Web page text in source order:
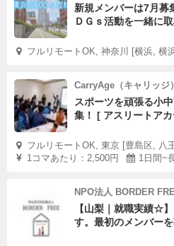
新規メンバーは7月募
ＤＧｓ活動を一緒に
フルリモートOK, 神奈川 [横浜, 横
CarryAge（キャリッジ）
スポーツを頑張る小
集！ [ アスリートア
フルリモートOK, 東京 [豊島区, 八
1コマあたり：2,500円
1日間~
NPO法人 BORDER
【山梨｜就職実績☆
す。最初のメンバーを